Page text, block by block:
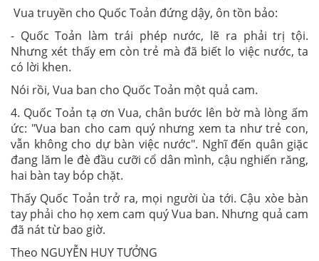
Vua truyền cho Quốc Toản đứng dậy, ôn tồn bảo:
- Quốc Toản làm trái phép nước, lẽ ra phải trị tội.
Nhưng xét thấy em còn trẻ mà đã biết lo việc nước, ta
có lời khen.
Nói rồi, Vua ban cho Quốc Toản một quả cam.
4. Quốc Toản tạ ơn Vua, chân bước lên bờ mà lòng ấm
ức: "Vua ban cho cam quý nhưng xem ta như trẻ con,
vẫn không cho dự bàn việc nước". Nghĩ đến quân giặc
đang lăm le đè đầu cưỡi cổ dân mình, cậu nghiến răng,
hai bàn tay bóp chặt.
Thấy Quốc Toản trở ra, mọi người ùa tới. Cậu xòe bàn
tay phải cho họ xem cam quý Vua ban. Nhưng quả cam
đã nát từ bao giờ.
Theo NGUYỄN HUY TƯỞNG